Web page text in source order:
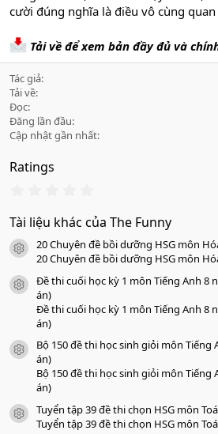
cười đúng nghĩa là điều vô cùng
Tải về để xem bản đầy đủ và
Tác giả
Tải về
Đọc
Đăng lần đầu
Cập nhật gần nhất
Ratings
0
0
s
a
o
Tài liệu khác của The Funny
icon tài liệu
20 Chuyên đề bồi dưỡng HSG môn
20 Chuyên đề bồi dưỡng HSG môn
icon tài liệu
Đề thi cuối học kỳ 1 môn Tiếng Anh 8
án)
Đề thi cuối học kỳ 1 môn Tiếng Anh 8
án)
icon tài liệu
Bộ 150 đề thi học sinh giỏi môn Tiếng
án)
Bộ 150 đề thi học sinh giỏi môn Tiếng
án)
icon tài liệu
Tuyển tập 39 đề thi chọn HSG môn
Tuyển tập 39 đề thi chọn HSG môn